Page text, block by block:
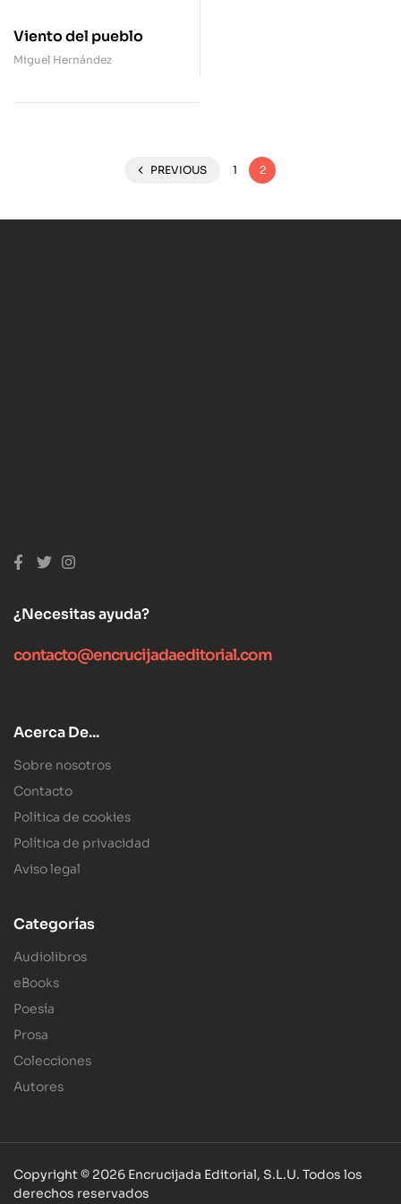
Viento del pueblo
Miguel Hernández
PREVIOUS 1 2
¿Necesitas ayuda?
contacto@encrucijadaeditorial.com
Acerca De...
Sobre nosotros
Contacto
Política de cookies
Política de privacidad
Aviso legal
Categorías
Audiolibros
eBooks
Poesía
Prosa
Colecciones
Autores
Copyright © 2026 Encrucijada Editorial, S.L.U. Todos los
derechos reservados